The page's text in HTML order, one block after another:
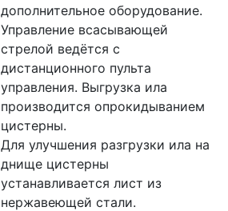
дополнительное оборудование.
Управление всасывающей
стрелой ведётся с
дистанционного пульта
управления. Выгрузка ила
производится опрокидыванием
цистерны.
Для улучшения разгрузки ила на
днище цистерны
устанавливается лист из
нержавеющей стали.